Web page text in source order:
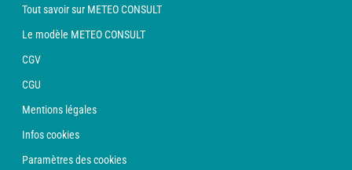
Tout savoir sur METEO CONSULT
Le modèle METEO CONSULT
CGV
CGU
Mentions légales
Infos cookies
Paramètres des cookies